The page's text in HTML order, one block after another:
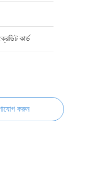
কার্ড
করুন